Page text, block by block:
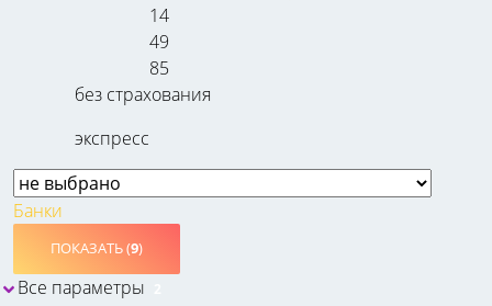
14
49
85
без страхования
экспресс
Банки
ПОКАЗАТЬ (9)
Все параметры